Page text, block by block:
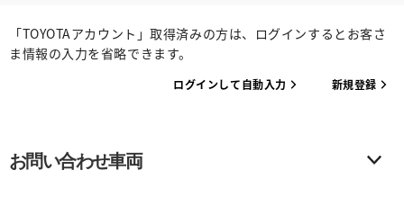
「TOYOTAアカウント」取得済みの方は、ログインするとお客さ
ま情報の入力を省略できます。
ログインして自動入力 新規登録
お問い合わせ車両